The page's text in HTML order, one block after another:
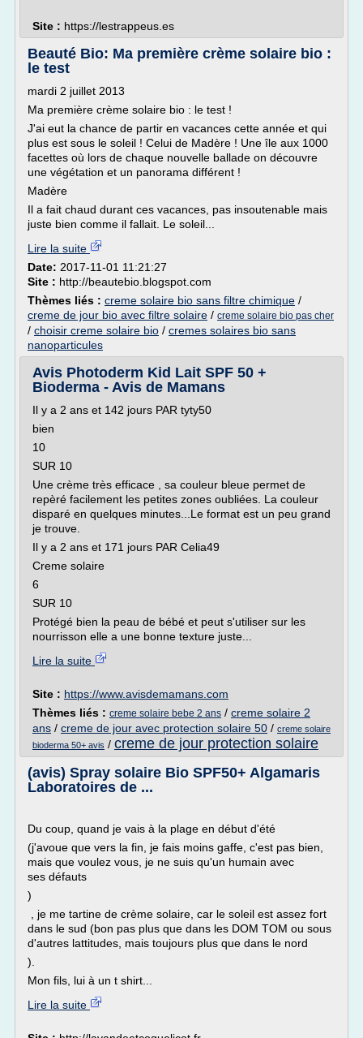
Site : https://lestrappeus.es
Beauté Bio: Ma première crème solaire bio :
le test
mardi 2 juillet 2013
Ma première crème solaire bio : le test !
J'ai eut la chance de partir en vacances cette année et qui
plus est sous le soleil ! Celui de Madère ! Une île aux 1000
facettes où lors de chaque nouvelle ballade on découvre
une végétation et un panorama différent !
Madère
Il a fait chaud durant ces vacances, pas insoutenable mais
juste bien comme il fallait. Le soleil...
Lire la suite
Date: 2017-11-01 11:21:27
Site : http://beautebio.blogspot.com
Thèmes liés : creme solaire bio sans filtre chimique /
creme de jour bio avec filtre solaire / creme solaire bio pas cher
/ choisir creme solaire bio / cremes solaires bio sans
nanoparticules
Avis Photoderm Kid Lait SPF 50 +
Bioderma - Avis de Mamans
Il y a 2 ans et 142 jours PAR tyty50
bien
10
SUR 10
Une crème très efficace , sa couleur bleue permet de
repèré facilement les petites zones oubliées. La couleur
disparé en quelques minutes...Le format est un peu grand
je trouve.
Il y a 2 ans et 171 jours PAR Celia49
Creme solaire
6
SUR 10
Protégé bien la peau de bébé et peut s'utiliser sur les
nourrisson elle a une bonne texture juste...
Lire la suite
Site : https://www.avisdemamans.com
Thèmes liés : creme solaire bebe 2 ans / creme solaire 2
ans / creme de jour avec protection solaire 50 / creme solaire
bioderma 50+ avis / creme de jour protection solaire
(avis) Spray solaire Bio SPF50+ Algamaris
Laboratoires de ...
Du coup, quand je vais à la plage en début d'été
(j'avoue que vers la fin, je fais moins gaffe, c'est pas bien,
mais que voulez vous, je ne suis qu'un humain avec
ses défauts
)
, je me tartine de crème solaire, car le soleil est assez fort
dans le sud (bon pas plus que dans les DOM TOM ou sous
d'autres lattitudes, mais toujours plus que dans le nord
).
Mon fils, lui à un t shirt...
Lire la suite